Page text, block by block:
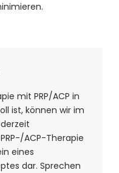
mit PRP/ACP in
ist, können wir im
ACP-Therapie
eines
dar. Sprechen